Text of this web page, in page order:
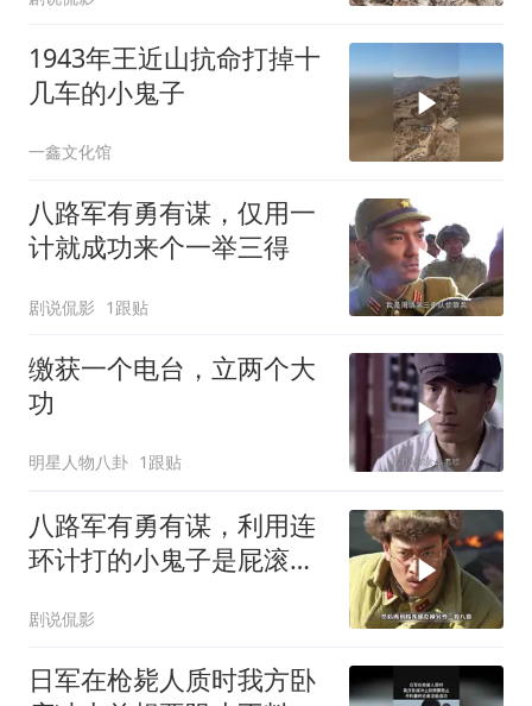
1943年王近山抗命打掉十
几车的小鬼子
一鑫文化馆
八路军有勇有谋，仅用一
计就成功来个一举三得
剧说侃影 1跟贴
缴获一个电台，立两个大
功
明星人物八卦 1跟贴
八路军有勇有谋，利用连
环计打的小鬼子是屁滚尿
剧说侃影
日军在枪毙人质时我方卧